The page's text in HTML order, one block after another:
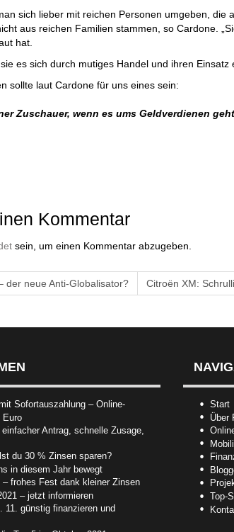
sich lieber mit reichen Personen umgeben,
aus reichen Familien stammen, so Cardone.
hat.
es sich durch mutiges Handel und ihren
sollte laut Cardone für uns eines sein:
Zuschauer, wenn es ums Geldverdienen
Kommentar
sein, um einen Kommentar abzugeben.
der neue Anti-Globalisator? Citroën XM:
Sofortauszahlung – Online-
Euro
Antrag, schnelle Zusage,
du 30 % Zinsen sparen?
in diesem Jahr bewegt
frohes Fest dank kleiner Zinsen
– jetzt informieren
11. günstig finanzieren und
Start
Über
Top-